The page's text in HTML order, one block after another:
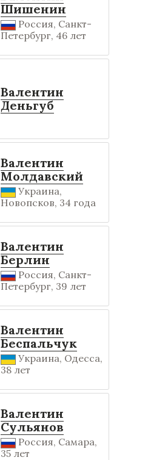
Шишенин
Россия, Санкт-
Петербург, 46 лет
Валентин
Деньгуб
Валентин
Молдавский
Украина,
Новопсков, 34 года
Валентин
Берлин
Россия, Санкт-
Петербург, 39 лет
Валентин
Беспальчук
Украина, Одесса,
38 лет
Валентин
Сульянов
Россия, Самара,
35 лет